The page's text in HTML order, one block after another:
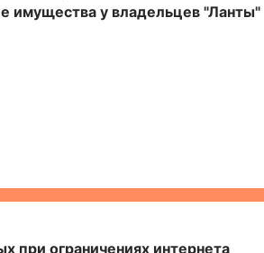
имущества у владельцев "Ланты"
при ограничениях интернета